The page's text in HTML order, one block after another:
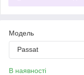
Мoдель
Passat
В наявності